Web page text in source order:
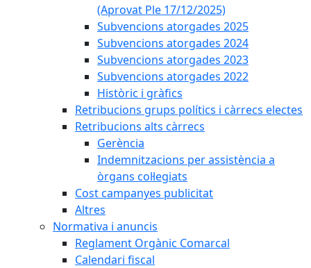
(Aprovat Ple 17/12/2025)
Subvencions atorgades 2025
Subvencions atorgades 2024
Subvencions atorgades 2023
Subvencions atorgades 2022
Històric i gràfics
Retribucions grups polítics i càrrecs electes
Retribucions alts càrrecs
Gerència
Indemnitzacions per assistència a
òrgans col·legiats
Cost campanyes publicitat
Altres
Normativa i anuncis
Reglament Orgànic Comarcal
Calendari fiscal